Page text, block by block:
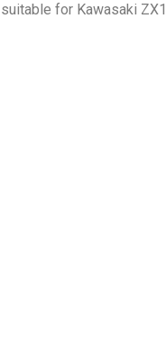
for Kawasaki